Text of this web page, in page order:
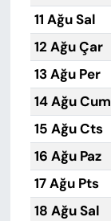
11 Ağu Sal
12 Ağu Çar
13 Ağu Per
14 Ağu Cum
15 Ağu Cts
16 Ağu Paz
17 Ağu Pts
18 Ağu Sal